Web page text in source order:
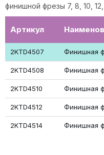
финишной фрезы 7, 8, 10, 12,
Артикул
2KTD4507 Финишная
2KTD4508 Финишная
2KTD4510 Финишная
2KTD4512 Финишная
2KTD4514 Финишная